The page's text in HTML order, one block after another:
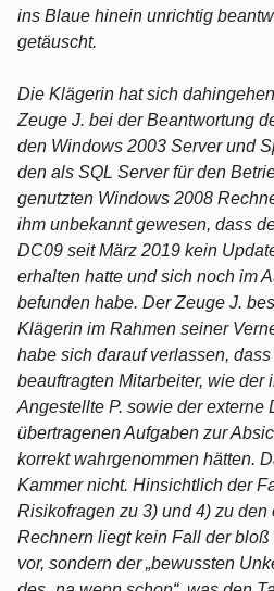
ins Blaue hinein unrichtig
getäuscht.
Die Klägerin hat sich
Zeuge J. bei der Beantwortung
den Windows 2003 Server und
den als SQL Server für den
genutzten Windows 2008
ihm unbekannt gewesen, dass
DC09 seit März 2019 kein
erhalten hatte und sich noch im
befunden habe. Der Zeuge J.
Klägerin im Rahmen seiner
habe sich darauf verlassen,
beauftragten Mitarbeiter, wie der
Angestellte P. sowie der externe
übertragenen Aufgaben zur
korrekt wahrgenommen hätten.
Kammer nicht. Hinsichtlich der
Risikofragen zu 3) und 4) zu den
Rechnern liegt kein Fall der
vor, sondern der „bewussten